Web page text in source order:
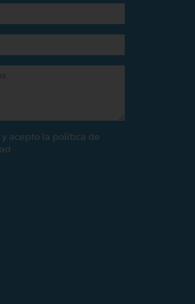
acepto la política de